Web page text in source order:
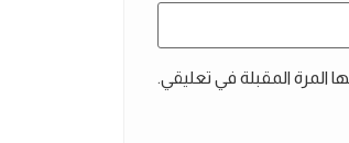
المرة المقبلة في تعليقي.